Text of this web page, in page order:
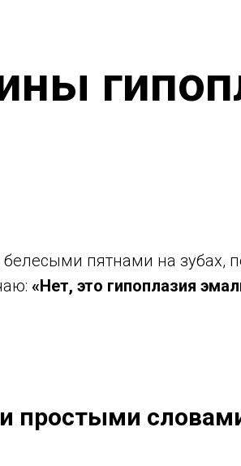
пятнами на зубах,
«Нет, это гипоплазия
простыми